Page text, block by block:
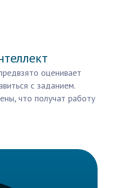
оценивает
с заданием.
что получат работу